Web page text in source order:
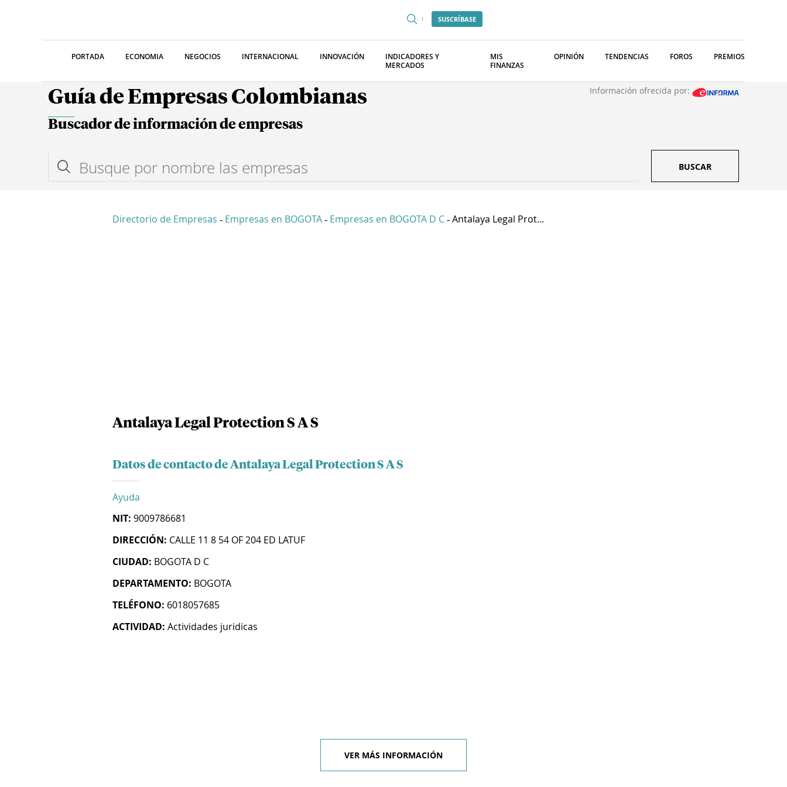
SUSCRÍBASE
PORTADA ECONOMIA NEGOCIOS INTERNACIONAL INNOVACIÓN
INDICADORES Y
MERCADOS
MIS
FINANZAS
OPINIÓN TENDENCIAS FOROS PREMIOS
Guía de Empresas Colombianas Información ofrecida por:
Buscador de información de empresas
BUSCAR
Directorio de Empresas - Empresas en BOGOTA - Empresas en BOGOTA D C - Antalaya Legal Prot...
Antalaya Legal Protection S A S
Datos de contacto de Antalaya Legal Protection S A S
Ayuda
NIT: 9009786681
DIRECCIÓN: CALLE 11 8 54 OF 204 ED LATUF
CIUDAD: BOGOTA D C
DEPARTAMENTO: BOGOTA
TELÉFONO: 6018057685
ACTIVIDAD: Actividades juridicas
VER MÁS INFORMACIÓN